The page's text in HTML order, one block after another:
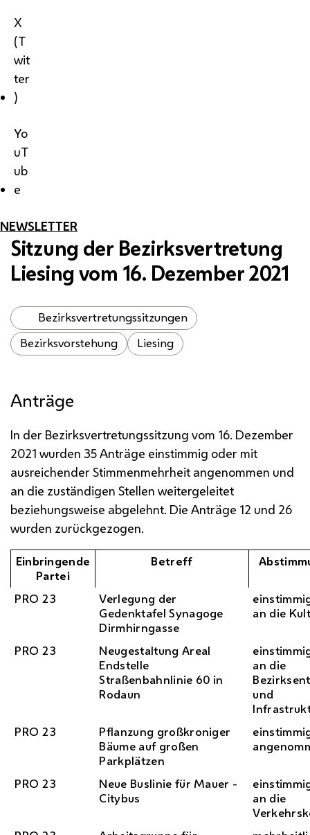
X
(T
wit
ter
)
Yo
uT
ub
e
NEWSLETTER
Sitzung der Bezirksvertretung
Liesing vom 16. Dezember 2021
Bezirksvertretungssitzungen
Bezirksvorstehung
Liesing
Anträge
In der Bezirksvertretungssitzung vom 16. Dezember
2021 wurden 35 Anträge einstimmig oder mit
ausreichender Stimmenmehrheit angenommen und
an die zuständigen Stellen weitergeleitet
beziehungsweise abgelehnt. Die Anträge 12 und 26
wurden zurückgezogen.
Einbringende
Partei
Betreff
PRO 23
Verlegung der
Gedenktafel Synagoge
Dirmhirngasse
an die
PRO 23
Neugestaltung Areal
Endstelle
Straßenbahnlinie 60 in
Rodaun
an die
und
PRO 23
Pflanzung großkroniger
Bäume auf großen
Parkplätzen
PRO 23
Neue Buslinie für Mauer -
Citybus
an die